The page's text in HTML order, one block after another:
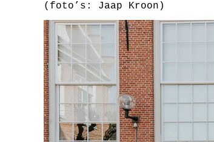
(foto’s: Jaap Kroon)